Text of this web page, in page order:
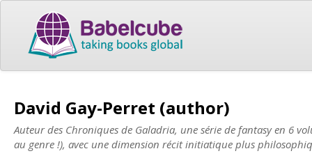
David Gay-Perret (author)
Auteur des Chroniques de Galadria, une série de fantasy en 6
au genre !), avec une dimension récit initiatique plus